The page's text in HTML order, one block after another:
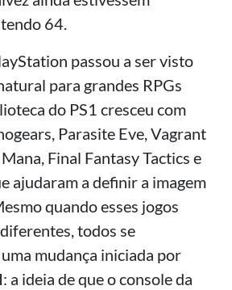
64.
passou a ser visto
para grandes RPGs
do PS1 cresceu com
Parasite Eve, Vagrant
Final Fantasy Tactics e
ajudaram a definir a imagem
quando esses jogos
todos se
mudança iniciada por
a ideia de que o console da